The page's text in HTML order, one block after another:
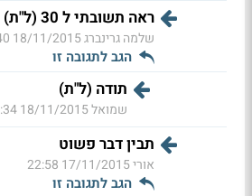
ראה תשובתי ל 30 (ל"ת)
שלמה גרינברג18/11/2015 08:40
הגב לתגובה זו
תודה (ל"ת)
שמואל18/11/2015 10:34
תבין דבר פשוט
אורי17/11/2015 22:58
הגב לתגובה זו